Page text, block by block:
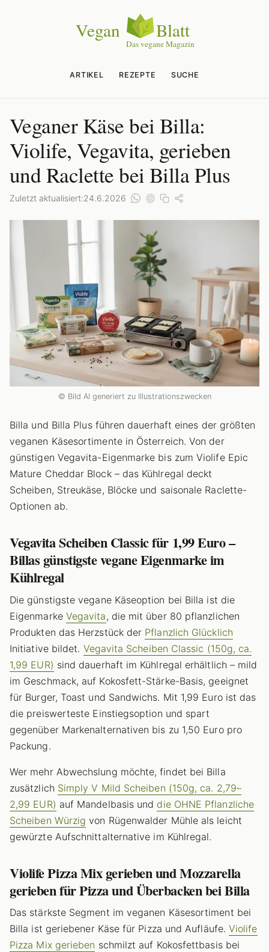
ARTIKEL REZEPTE SUCHE
Veganer Käse bei Billa:
Violife, Vegavita, gerieben
und Raclette bei Billa Plus
Zuletzt aktualisiert:24.6.2026
© Bild AI generiert zu Illustrationszwecken
Billa und Billa Plus führen dauerhaft eines der größten
veganen Käsesortimente in Österreich. Von der
günstigen Vegavita-Eigenmarke bis zum Violife Epic
Mature Cheddar Block – das Kühlregal deckt
Scheiben, Streukäse, Blöcke und saisonale Raclette-
Optionen ab.
Vegavita Scheiben Classic für 1,99 Euro –
Billas günstigste vegane Eigenmarke im
Kühlregal
Die günstigste vegane Käseoption bei Billa ist die
Eigenmarke Vegavita , die mit über 80 pflanzlichen
Produkten das Herzstück der Pflanzlich Glücklich
Initiative bildet. Vegavita Scheiben Classic (150g, ca.
1,99 EUR) sind dauerhaft im Kühlregal erhältlich – mild
im Geschmack, auf Kokosfett-Stärke-Basis, geeignet
für Burger, Toast und Sandwichs. Mit 1,99 Euro ist das
die preiswerteste Einstiegsoption und spart
gegenüber Markenalternativen bis zu 1,50 Euro pro
Packung.
Wer mehr Abwechslung möchte, findet bei Billa
zusätzlich Simply V Mild Scheiben (150g, ca. 2,79–
2,99 EUR) auf Mandelbasis und die OHNE Pflanzliche
Scheiben Würzig von Rügenwalder Mühle als leicht
gewürzte Aufschnittalternative im Kühlregal.
Violife Pizza Mix gerieben und Mozzarella
gerieben für Pizza und Überbacken bei Billa
Das stärkste Segment im veganen Käsesortiment bei
Billa ist geriebener Käse für Pizza und Aufläufe. Violife
Pizza Mix gerieben schmilzt auf Kokosfettbasis bei